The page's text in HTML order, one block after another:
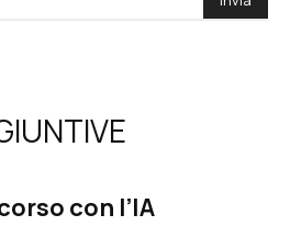
con l’IA